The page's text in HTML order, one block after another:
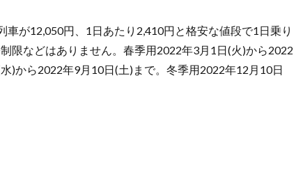
が12,050円、1日あたり2,410円と格安な値段で1日乗り
限などはありません。春季用2022年3月1日(火)から2022
)から2022年9月10日(土)まで。冬季用2022年12月10日